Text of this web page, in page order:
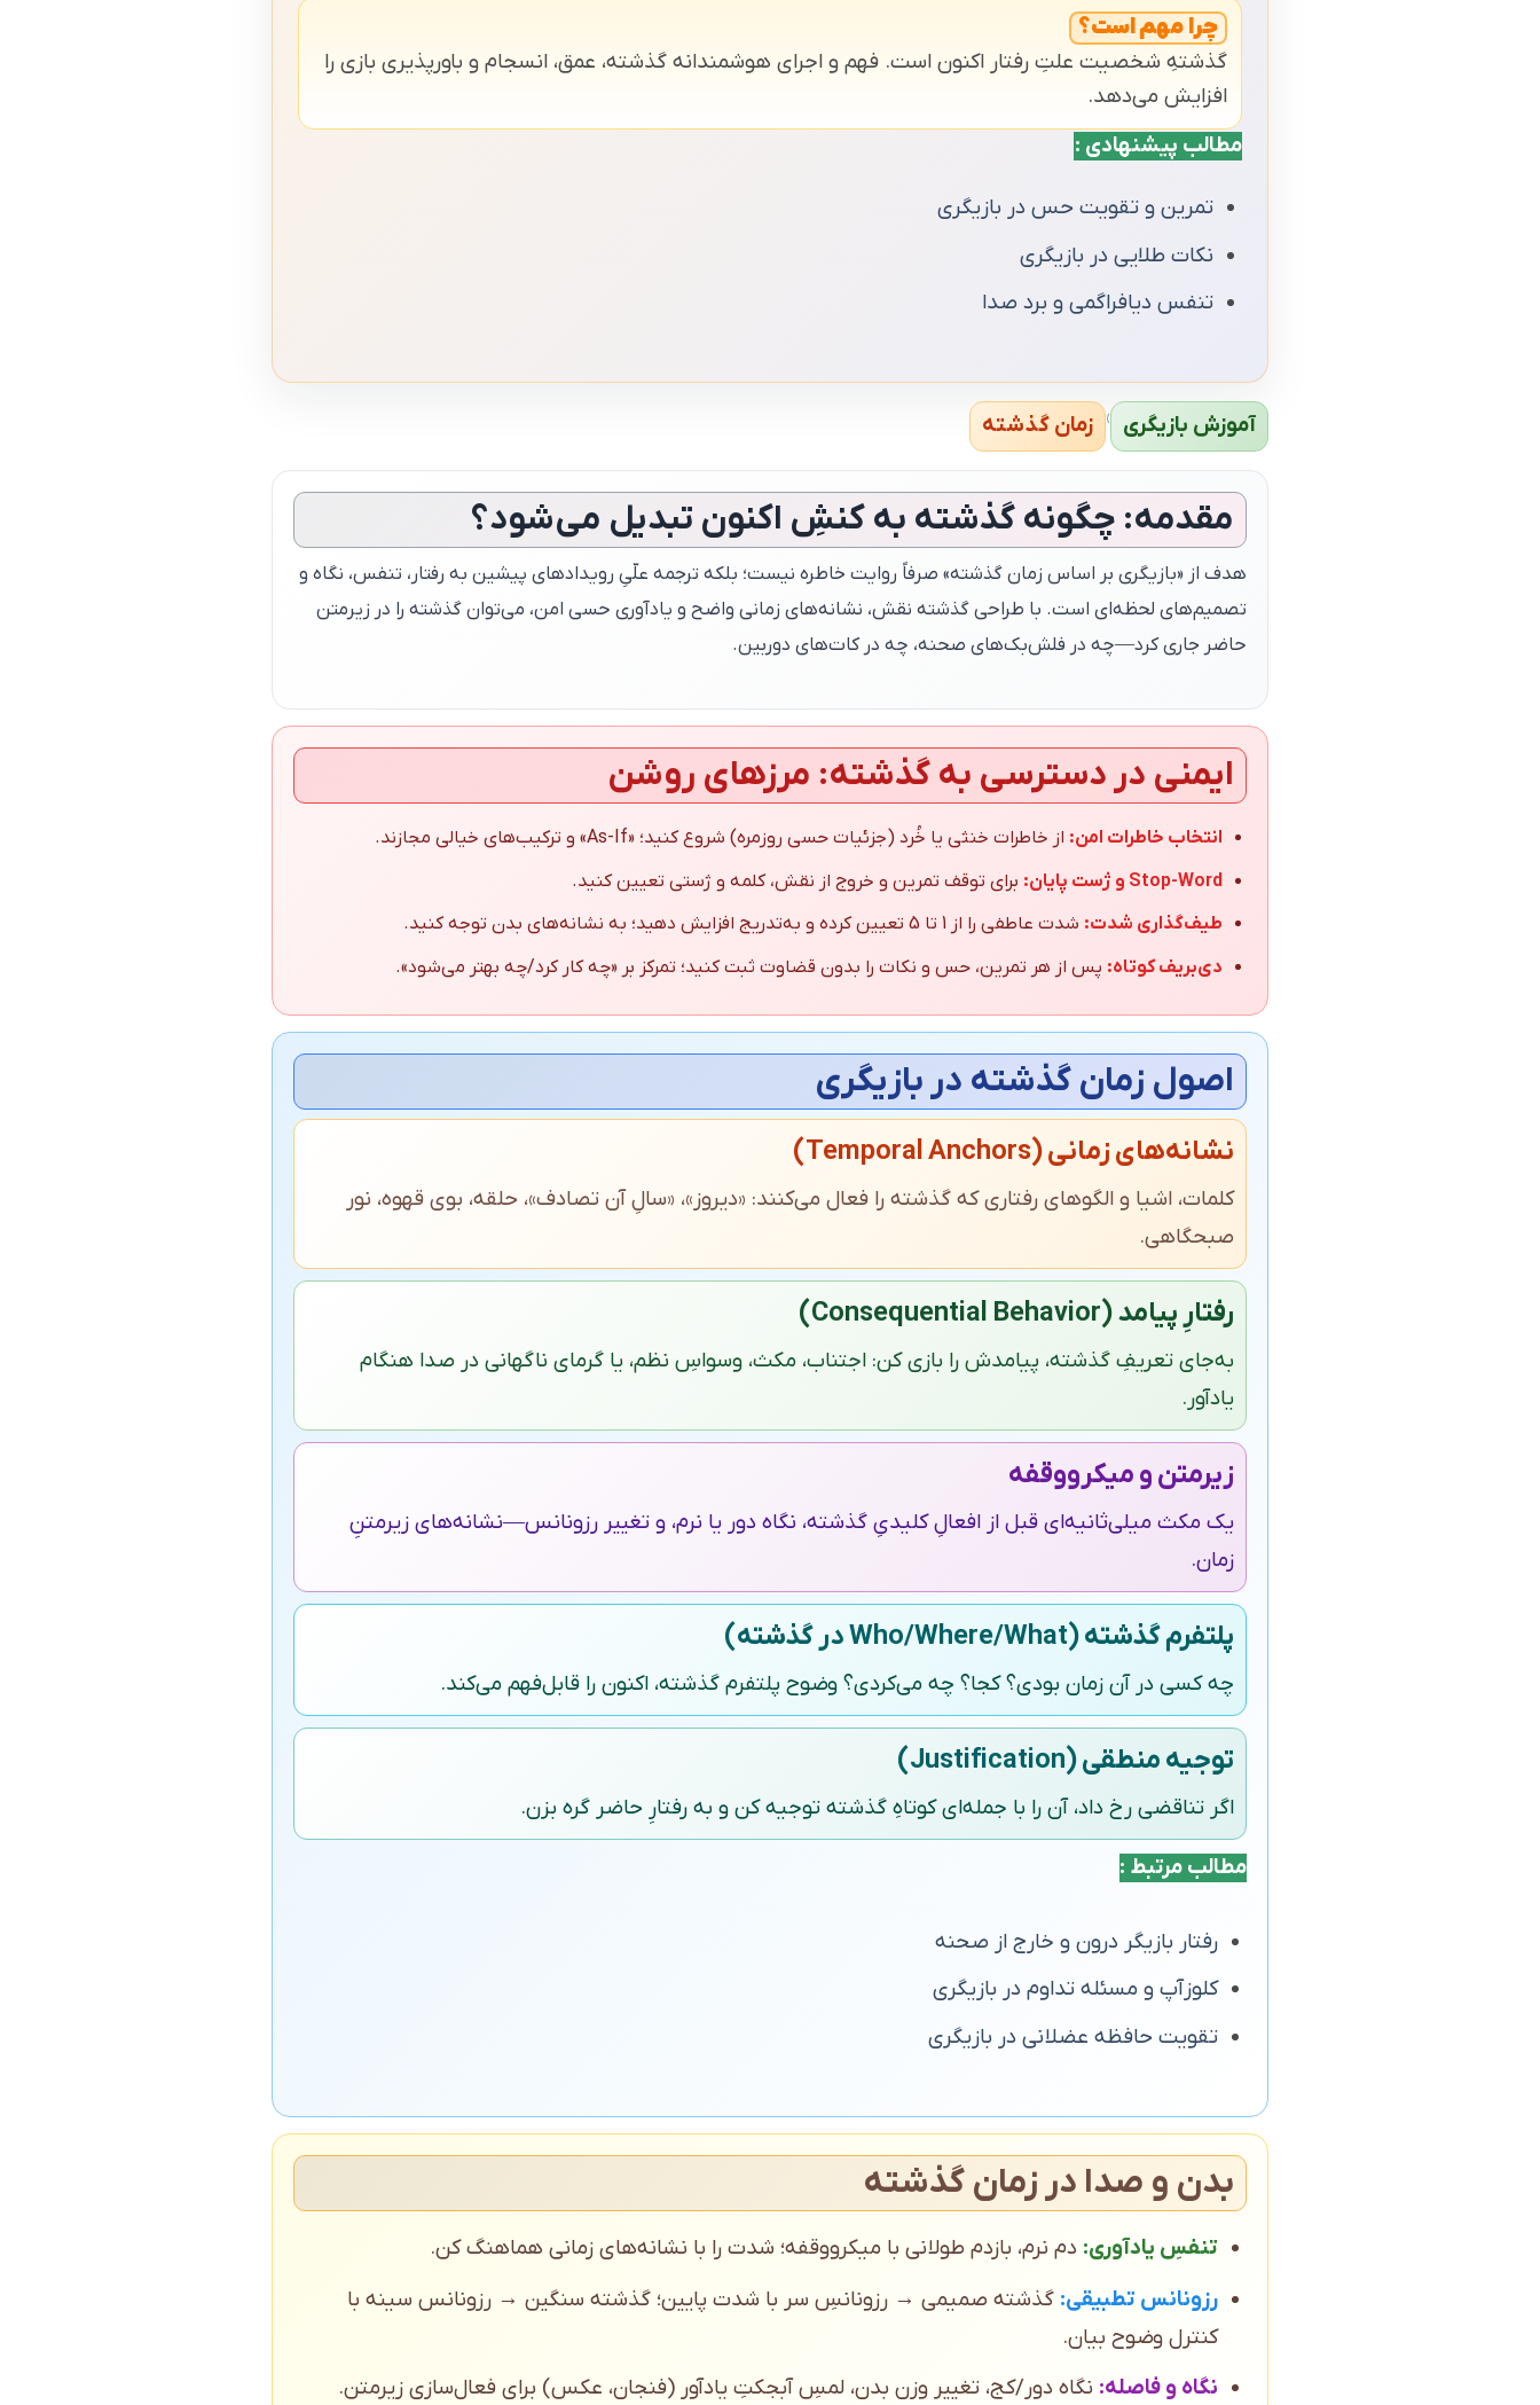
چرا مهم است؟
گذشتهِ شخصیت علتِ رفتار اکنون است. فهم و اجرای هوشمندانه گذشته، عمق، انسجام و باورپذیری بازی را
افزایش می‌دهد.
مطالب پیشنهادی :
تمرین و تقویت حس در بازیگری
نکات طلایی در بازیگری
تنفس دیافراگمی و برد صدا
آموزش بازیگری › زمان گذشته
مقدمه: چگونه گذشته به کنشِ اکنون تبدیل می‌شود؟
هدف از «بازیگری بر اساس زمان گذشته» صرفاً روایت خاطره نیست؛ بلکه ترجمه علّیِ رویدادهای پیشین به رفتار، تنفس، نگاه و
تصمیم‌های لحظه‌ای است. با طراحی گذشته نقش، نشانه‌های زمانی واضح و یادآوری حسی امن، می‌توان گذشته را در زیرمتن
حاضر جاری کرد—چه در فلش‌بک‌های صحنه، چه در کات‌های دوربین.
ایمنی در دسترسی به گذشته: مرزهای روشن
انتخاب خاطرات امن: از خاطرات خنثی یا خُرد (جزئیات حسی روزمره) شروع کنید؛ «As-If» و ترکیب‌های خیالی مجازند.
Stop-Word و ژست پایان:
برای توقف تمرین و خروج از نقش، کلمه و ژستی تعیین کنید.
طیف‌گذاری شدت: شدت عاطفی را از 1 تا 5 تعیین کرده و به‌تدریج افزایش دهید؛ به نشانه‌های بدن توجه کنید.
دی‌بریف کوتاه: پس از هر تمرین، حس و نکات را بدون قضاوت ثبت کنید؛ تمرکز بر «چه کار کرد/چه بهتر می‌شود».
اصول زمان گذشته در بازیگری
نشانه‌های زمانی (Temporal Anchors)
کلمات، اشیا و الگوهای رفتاری که گذشته را فعال می‌کنند: «دیروز»، «سالِ آن تصادف»، حلقه، بوی قهوه، نور
صبحگاهی.
رفتارِ پیامد (Consequential Behavior)
به‌جای تعریفِ گذشته، پیامدش را بازی کن: اجتناب، مکث، وسواس‌ِ نظم، یا گرمای ناگهانی در صدا هنگام
یادآور.
زیرمتن و میکرووقفه
یک مکث میلی‌ثانیه‌ای قبل از افعالِ کلیدیِ گذشته، نگاه دور یا نرم، و تغییر رزونانس—نشانه‌های زیرمتنِ
زمان.
پلتفرم گذشته (Who/Where/What در گذشته)
چه کسی در آن زمان بودی؟ کجا؟ چه می‌کردی؟ وضوح پلتفرم گذشته، اکنون را قابل‌فهم می‌کند.
توجیه منطقی (Justification)
اگر تناقضی رخ داد، آن را با جمله‌ای کوتاهِ گذشته توجیه کن و به رفتارِ حاضر گره بزن.
مطالب مرتبط :
رفتار بازیگر درون و خارج از صحنه
کلوزآپ و مسئله تداوم در بازیگری
تقویت حافظه عضلانی در بازیگری
بدن و صدا در زمان گذشته
تنفسِ یادآوری: دم نرم، بازدم طولانی با میکرووقفه؛ شدت را با نشانه‌های زمانی هماهنگ کن.
رزونانس تطبیقی: گذشته صمیمی → رزونانسِ سر با شدت پایین؛ گذشته سنگین → رزونانس سینه با
کنترل وضوح بیان.
نگاه و فاصله: نگاه دور/کج، تغییر وزن بدن، لمسِ آبجکتِ یادآور (فنجان، عکس) برای فعال‌سازی زیرمتن.